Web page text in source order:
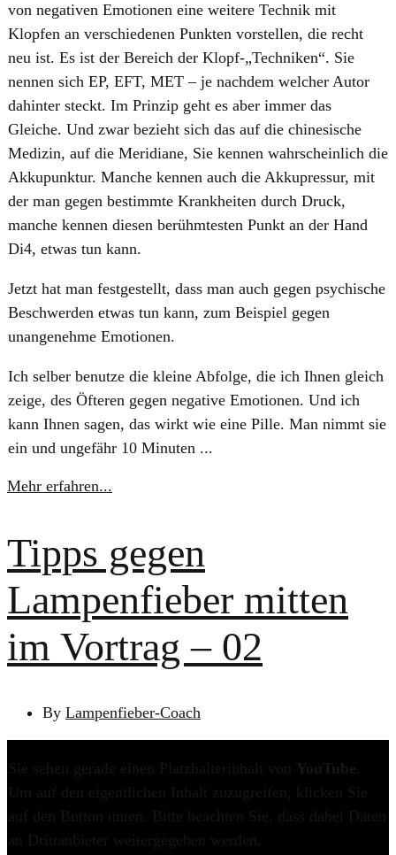
von negativen Emotionen eine weitere Technik mit
Klopfen an verschiedenen Punkten vorstellen, die recht
neu ist. Es ist der Bereich der Klopf-„Techniken“. Sie
nennen sich EP, EFT, MET – je nachdem welcher Autor
dahinter steckt. Im Prinzip geht es aber immer das
Gleiche. Und zwar bezieht sich das auf die chinesische
Medizin, auf die Meridiane, Sie kennen wahrscheinlich die
Akkupunktur. Manche kennen auch die Akkupressur, mit
der man gegen bestimmte Krankheiten durch Druck,
manche kennen diesen berühmtesten Punkt an der Hand
Di4, etwas tun kann.
Jetzt hat man festgestellt, dass man auch gegen psychische
Beschwerden etwas tun kann, zum Beispiel gegen
unangenehme Emotionen.
Ich selber benutze die kleine Abfolge, die ich Ihnen gleich
zeige, des Öfteren gegen negative Emotionen. Und ich
kann Ihnen sagen, das wirkt wie eine Pille. Man nimmt sie
ein und ungefähr 10 Minuten ...
Mehr erfahren...
Tipps gegen
Lampenfieber mitten
im Vortrag – 02
By Lampenfieber-Coach